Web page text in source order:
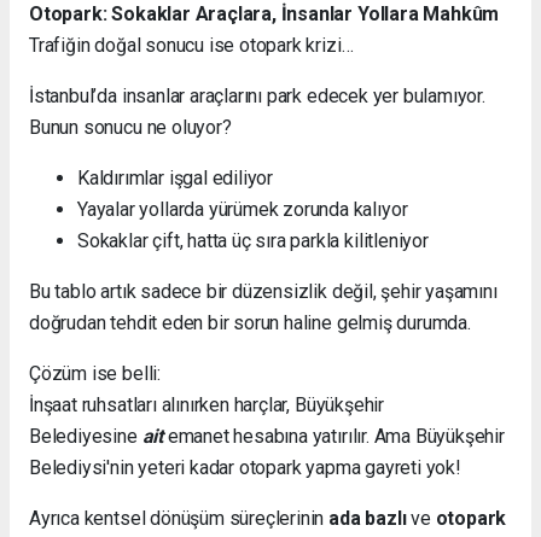
Otopark: Sokaklar Araçlara, İnsanlar Yollara Mahkûm
Trafiğin doğal sonucu ise otopark krizi…
İstanbul’da insanlar araçlarını park edecek yer bulamıyor.
Bunun sonucu ne oluyor?
Kaldırımlar işgal ediliyor
Yayalar yollarda yürümek zorunda kalıyor
Sokaklar çift, hatta üç sıra parkla kilitleniyor
Bu tablo artık sadece bir düzensizlik değil, şehir yaşamını
doğrudan tehdit eden bir sorun haline gelmiş durumda.
Çözüm ise belli:
İnşaat ruhsatları alınırken harçlar, Büyükşehir
Belediyesine aitemanet hesabına yatırılır. Ama Büyükşehir
Belediysi'nin yeteri kadar otopark yapma gayreti yok!
Ayrıca kentsel dönüşüm süreçlerinin ada bazlıve otopark